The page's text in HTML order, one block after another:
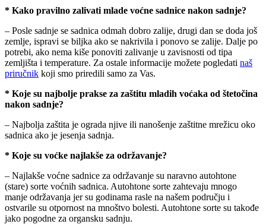
* Kako pravilno zalivati ​​mlade voćne sadnice nakon sadnje?
– Posle sadnje se sadnica odmah dobro zalije, drugi dan se doda još
zemlje, ispravi se biljka ako se nakrivila i ponovo se zalije. Dalje po
potrebi, ako nema kiše ponoviti zalivanje u zavisnosti od tipa
zemljišta i temperature. Za ostale informacije možete pogledati naš
priručnik koji smo priredili samo za Vas.
* Koje su najbolje prakse za zaštitu mladih voćaka od štetočina
nakon sadnje?
– Najbolja zaštita je ograda njive ili nanošenje zaštitne mrežicu oko
sadnica ako je jesenja sadnja.
* Koje su voćke najlakše za održavanje?
– Najlakše voćne sadnice za održavanje su naravno autohtone
(stare) sorte voćnih sadnica. Autohtone sorte zahtevaju mnogo
manje održavanja jer su godinama rasle na našem području i
ostvarile su otpornost na mnoštvo bolesti. Autohtone sorte su takođe
jako pogodne za organsku sadnju.